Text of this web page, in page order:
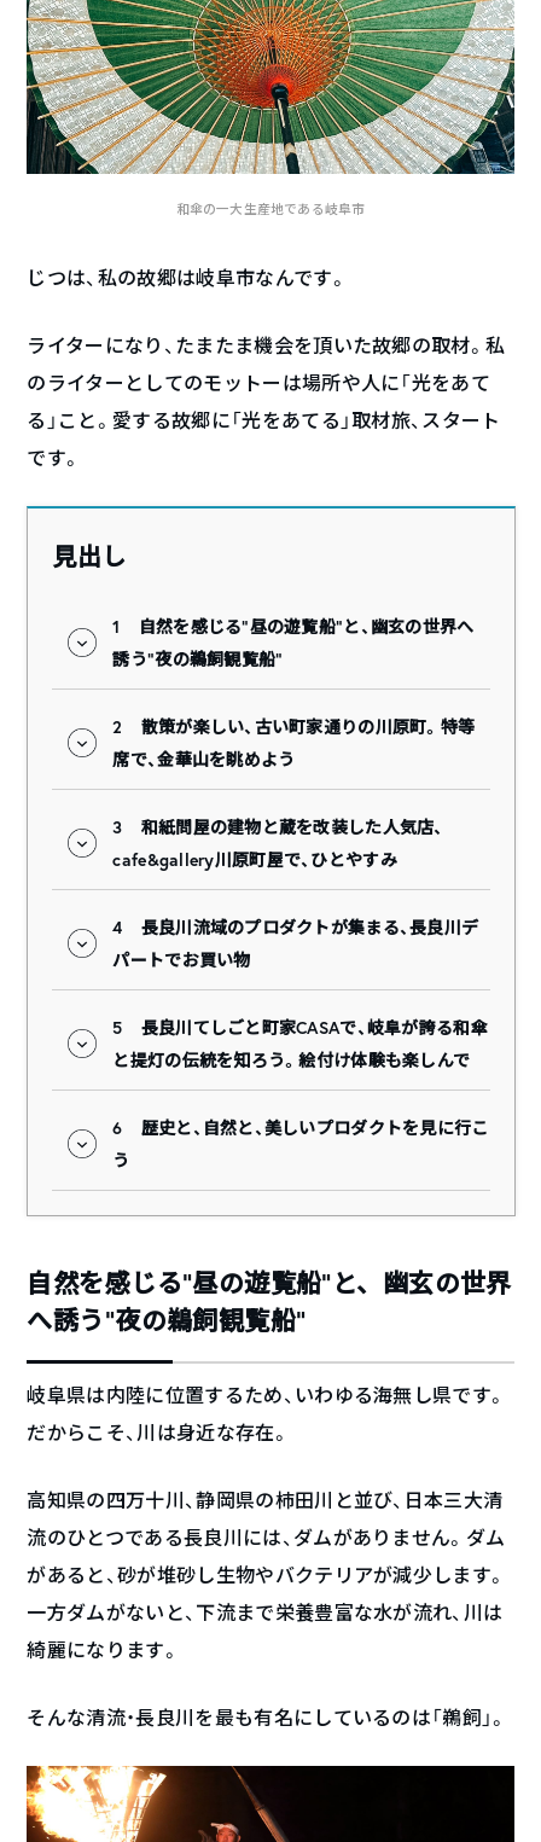
和傘の一大生産地である岐阜市
じつは、私の故郷は岐阜市なんです。
ライターになり、たまたま機会を頂いた故郷の取材。私
のライターとしてのモットーは場所や人に「光をあて
る」こと。愛する故郷に「光をあてる」取材旅、スタート
です。
見出し
1
自然を感じる“昼の遊覧船”と、幽玄の世界へ
誘う“夜の鵜飼観覧船”
2
散策が楽しい、古い町家通りの川原町。特等
席で、金華山を眺めよう
3
和紙問屋の建物と蔵を改装した人気店、
cafe&gallery川原町屋で、ひとやすみ
4
長良川流域のプロダクトが集まる、長良川デ
パートでお買い物
5
長良川てしごと町家CASAで、岐阜が誇る和傘
と提灯の伝統を知ろう。絵付け体験も楽しんで
6
歴史と、自然と、美しいプロダクトを見に行こ
う
自然を感じる“昼の遊覧船”と、幽玄の世界
へ誘う“夜の鵜飼観覧船”
岐阜県は内陸に位置するため、いわゆる海無し県です。
だからこそ、川は身近な存在。
高知県の四万十川、静岡県の柿田川と並び、日本三大清
流のひとつである長良川には、ダムがありません。ダム
があると、砂が堆砂し生物やバクテリアが減少します。
一方ダムがないと、下流まで栄養豊富な水が流れ、川は
綺麗になります。
そんな清流・長良川を最も有名にしているのは「鵜飼」。